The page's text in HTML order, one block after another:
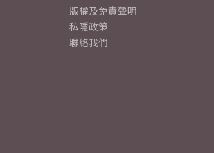
版權及免責聲明
私隱政策
聯絡我們